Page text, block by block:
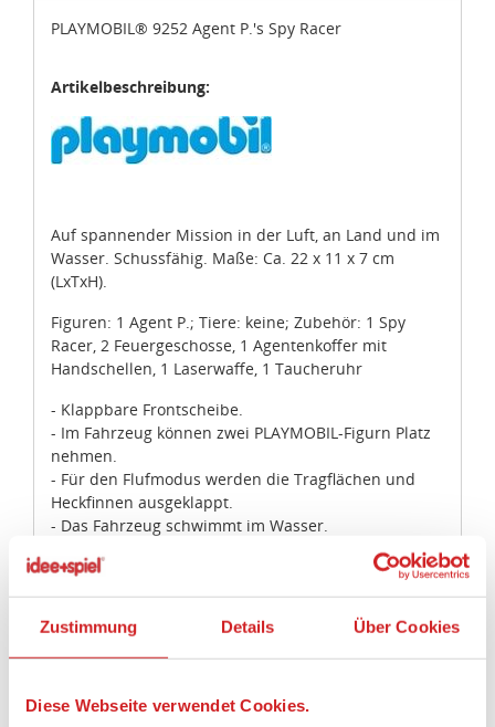
Zustimmung Details Über Cookies
Diese Webseite verwendet Cookies.
PLAYMOBIL® 9252 Agent P.'s Spy Racer
Artikelbeschreibung:
Auf spannender Mission in der Luft, an Land und im
Wasser. Schussfähig. Maße: Ca. 22 x 11 x 7 cm
(LxTxH).
Figuren: 1 Agent P.; Tiere: keine; Zubehör: 1 Spy
Racer, 2 Feuergeschosse, 1 Agentenkoffer mit
Handschellen, 1 Laserwaffe, 1 Taucheruhr
- Klappbare Frontscheibe.
- Im Fahrzeug können zwei PLAYMOBIL-Figurn Platz
nehmen.
- Für den Flufmodus werden die Tragflächen und
Heckfinnen ausgeklappt.
- Das Fahrzeug schwimmt im Wasser.
- Die zwei Kanonen an der Front des Wagens sind
voll funktionsfähig und können unabhängig
voneinander ausgelöst werden.
- Der Aktenkoffer kann zur Sicherung per
Handschelle und Kette an Agent P.s Handgelenk
befestigt werden.
Artikeleigenschaften: